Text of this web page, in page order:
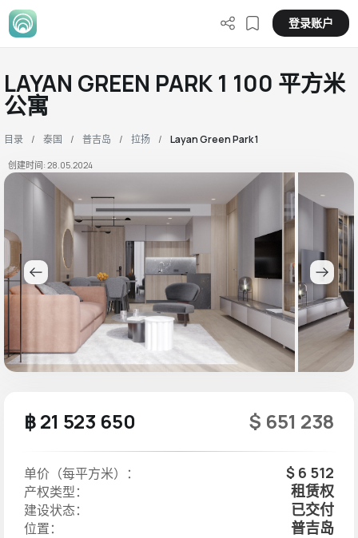
登录账户
LAYAN GREEN PARK 1 100 平方米
公寓
目录 泰国 普吉岛 拉扬 Layan Green Park 1
创建时间: 28.05.2024
฿ 21 523 650 $ 651 238
单价（每平方米）： $ 6 512
产权类型： 租赁权
建设状态： 已交付
位置： 普吉岛